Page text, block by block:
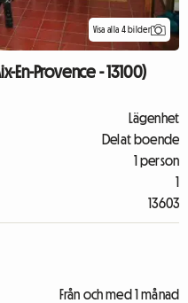
Visa alla 4 bilder
En-Provence - 13100)
Lägenhet
Delat boende
1 person
1
13603
Från och med 1 månad